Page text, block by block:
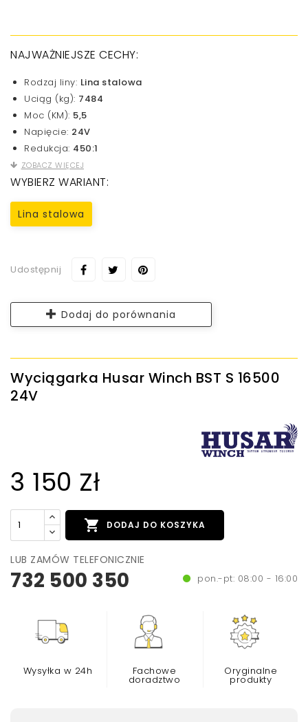
NAJWAŻNIEJSZE CECHY:
Rodzaj liny: Lina stalowa
Uciąg (kg): 7484
Moc (KM): 5,5
Napięcie: 24V
Redukcja: 450:1
ZOBACZ WIĘCEJ
WYBIERZ WARIANT:
Lina stalowa
Udostępnij
Dodaj do porównania
Wyciągarka Husar Winch BST S 16500
24V
3 150 Zł
 DODAJ DO KOSZYKA
LUB ZAMÓW TELEFONICZNIE
732 500 350 pon.-pt: 08:00 - 16:00
Wysyłka w 24h Fachowe
doradztwo
Oryginalne
produkty